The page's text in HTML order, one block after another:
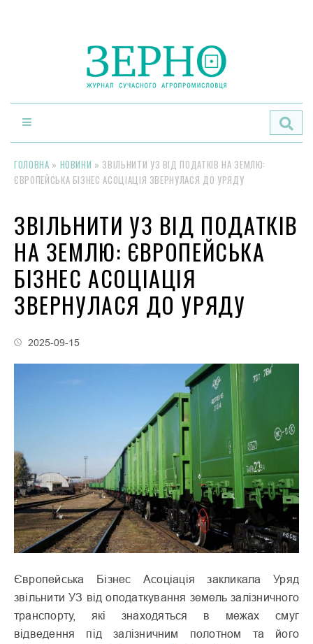
ГОЛОВНА » НОВИНИ » ЗВІЛЬНИТИ УЗ ВІД ПОДАТКІВ НА ЗЕМЛЮ:
ЄВРОПЕЙСЬКА БІЗНЕС АСОЦІАЦІЯ ЗВЕРНУЛАСЯ ДО УРЯДУ
ЗВІЛЬНИТИ УЗ ВІД ПОДАТКІВ
НА ЗЕМЛЮ: ЄВРОПЕЙСЬКА
БІЗНЕС АСОЦІАЦІЯ
ЗВЕРНУЛАСЯ ДО УРЯДУ
2025-09-15
Європейська Бізнес Асоціація закликала Уряд
звільнити УЗ від оподаткування земель залізничного
транспорту, які знаходяться в межах смуг
відведення під залізничним полотном та його